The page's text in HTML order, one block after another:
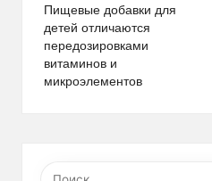
по
записям
Пищевые добавки для
детей отличаются
передозировками
витаминов и
микроэлементов